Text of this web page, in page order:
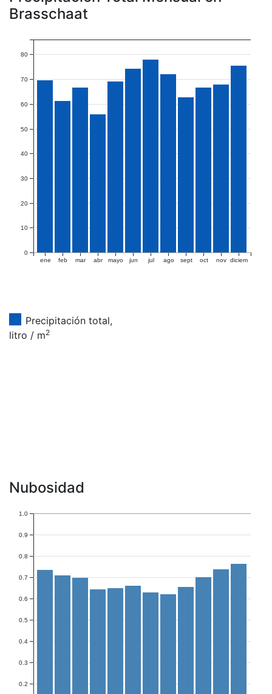
Brasschaat
ene feb mar abr mayo jun jul ago sept oct nov diciem
0
10
20
30
40
50
60
70
80
Precipitación total,
litro / m2
Nubosidad
0.2
0.3
0.4
0.5
0.6
0.7
0.8
0.9
1.0